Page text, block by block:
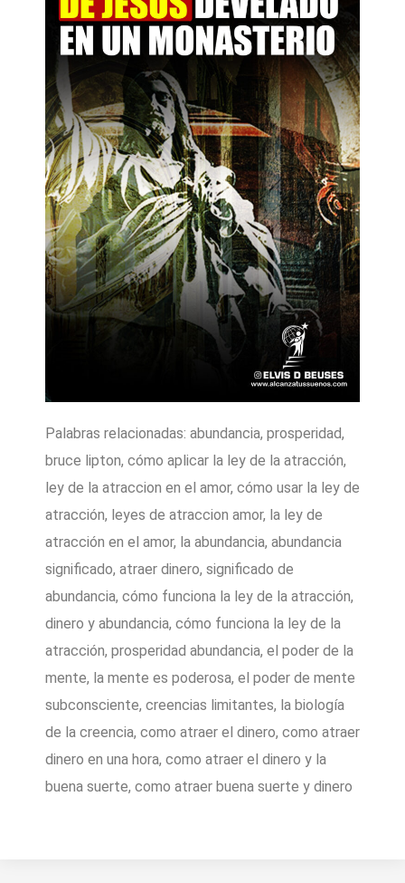
Palabras relacionadas: abundancia, prosperidad,
bruce lipton, cómo aplicar la ley de la atracción,
ley de la atraccion en el amor, cómo usar la ley de
atracción, leyes de atraccion amor, la ley de
atracción en el amor, la abundancia, abundancia
significado, atraer dinero, significado de
abundancia, cómo funciona la ley de la atracción,
dinero y abundancia, cómo funciona la ley de la
atracción, prosperidad abundancia, el poder de la
mente, la mente es poderosa, el poder de mente
subconsciente, creencias limitantes, la biología
de la creencia, como atraer el dinero, como atraer
dinero en una hora, como atraer el dinero y la
buena suerte, como atraer buena suerte y dinero